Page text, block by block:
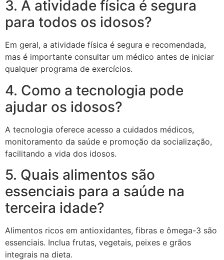
3. A atividade física é segura
para todos os idosos?
Em geral, a atividade física é segura e recomendada,
mas é importante consultar um médico antes de iniciar
qualquer programa de exercícios.
4. Como a tecnologia pode
ajudar os idosos?
A tecnologia oferece acesso a cuidados médicos,
monitoramento da saúde e promoção da socialização,
facilitando a vida dos idosos.
5. Quais alimentos são
essenciais para a saúde na
terceira idade?
Alimentos ricos em antioxidantes, fibras e ômega-3 são
essenciais. Inclua frutas, vegetais, peixes e grãos
integrais na dieta.